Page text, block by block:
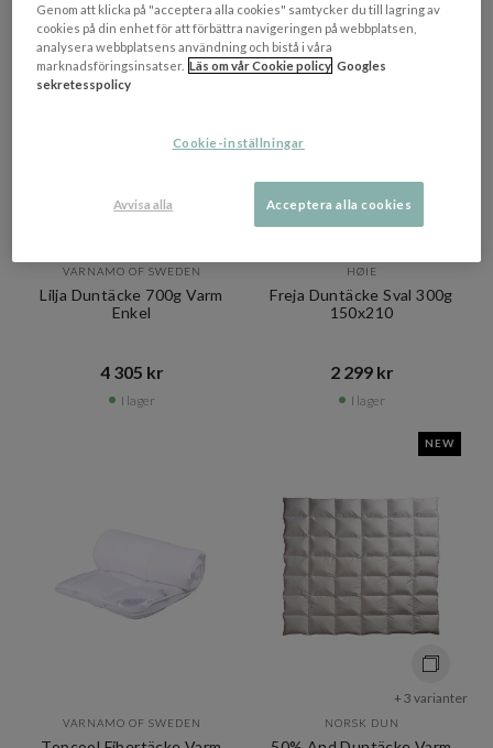
VARNAMO OF SWEDEN
Lilja Duntäcke 700g Varm
Enkel
4 305 kr​​
I lager
HØIE
Freja Duntäcke Sval 300g
150x210
2 299 kr​​
I lager
VARNAMO OF SWEDEN
NEW
+ 3 varianter
NORSK DUN
Genom att klicka på "acceptera alla cookies" samtycker du till lagring av
cookies på din enhet för att förbättra navigeringen på webbplatsen,
analysera webbplatsens användning och bistå i våra
marknadsföringsinsatser. Läs om vår Cookie policy Googles
sekretesspolicy
Cookie-inställningar
Avvisa alla Acceptera alla cookies